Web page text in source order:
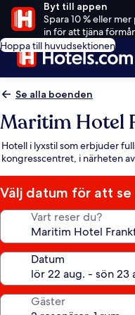
Byt till appen
Spara 10 % eller
in för att tjäna
Hoppa till huvudsektionen
Se alla boenden
Maritim Hotel
Hotell i lyxstil som erbjuder
kongresscentret, i närheten
Välj datum för att se
Vart reser du?
Datum
Gäster